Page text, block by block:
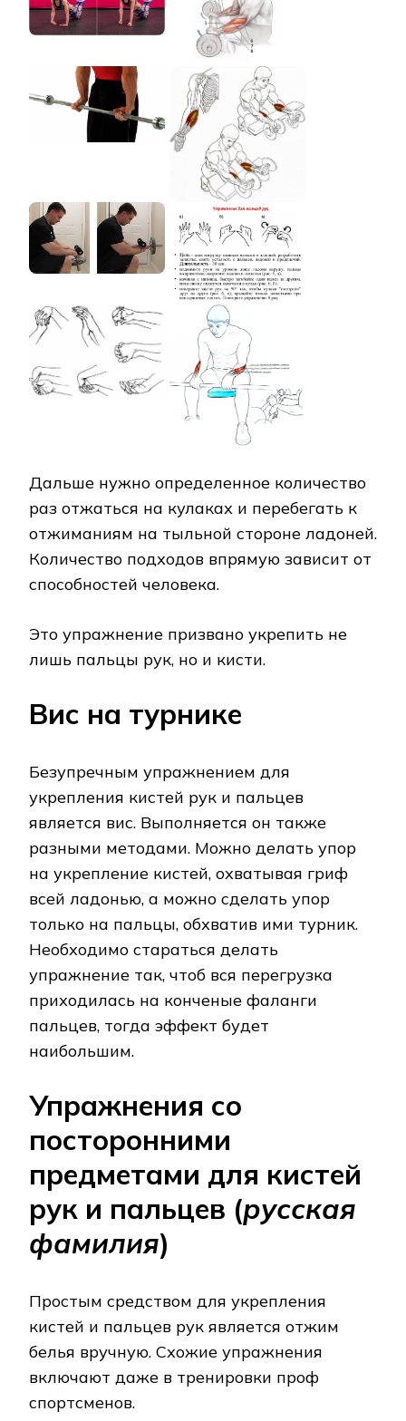
Дальше нужно определенное количество
раз отжаться на кулаках и перебегать к
отжиманиям на тыльной стороне ладоней.
Количество подходов впрямую зависит от
способностей человека.
Это упражнение призвано укрепить не
лишь пальцы рук, но и кисти.
Вис на турнике
Безупречным упражнением для
укрепления кистей рук и пальцев
является вис. Выполняется он также
разными методами. Можно делать упор
на укрепление кистей, охватывая гриф
всей ладонью, а можно сделать упор
только на пальцы, обхватив ими турник.
Необходимо стараться делать
упражнение так, чтоб вся перегрузка
приходилась на конченые фаланги
пальцев, тогда эффект будет
наибольшим.
Упражнения со
посторонними
предметами для кистей
рук и пальцев (русская
фамилия)
Простым средством для укрепления
кистей и пальцев рук является отжим
белья вручную. Схожие упражнения
включают даже в тренировки проф
спортсменов.